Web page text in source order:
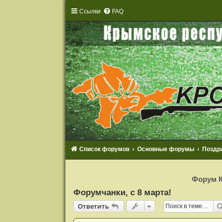
Ссылки FAQ
Список форумов Основные форумы
и
с
т
р
а
ц
Форум
Форумчанки, с 8 марта!
Ответить
Ответить